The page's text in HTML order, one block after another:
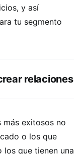
y así
tu segmento
relaciones
más exitosos no
o los que
los que tienen una